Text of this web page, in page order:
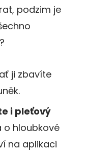
podzim je
ji zbavíte
i pleťový
o hloubkové
na aplikaci